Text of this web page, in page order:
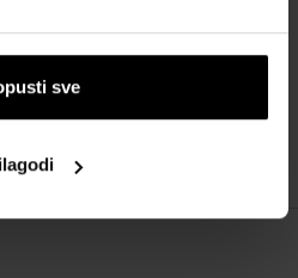
sve
samo za vas